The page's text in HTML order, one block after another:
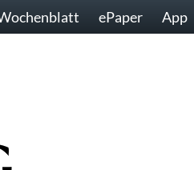
ePaper App